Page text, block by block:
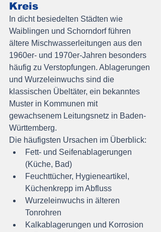
Kreis
In dicht besiedelten Städten wie
Waiblingen und Schorndorf führen
ältere Mischwasserleitungen aus den
1960er- und 1970er-Jahren besonders
häufig zu Verstopfungen. Ablagerungen
und Wurzeleinwuchs sind die
klassischen Übeltäter, ein bekanntes
Muster in Kommunen mit
gewachsenem Leitungsnetz in Baden-
Württemberg.
Die häufigsten Ursachen im Überblick:
Fett- und Seifenablagerungen
(Küche, Bad)
Feuchttücher, Hygieneartikel,
Küchenkrepp im Abfluss
Wurzeleinwuchs in älteren
Tonrohren
Kalkablagerungen und Korrosion